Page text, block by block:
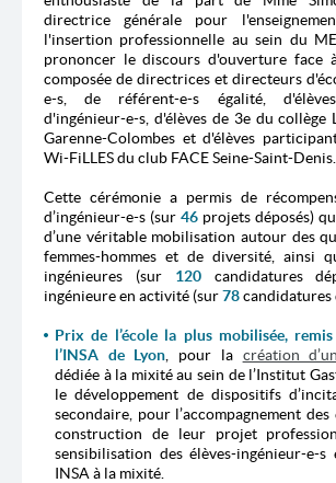
directrice générale pour
l'insertion professionnelle au sein du
prononcer le discours d'ouverture face
composée de directrices et directeurs
e-s, de référent-e-s égalité, d'élèves
d'ingénieur-e-s, d'élèves de 3e du collège
Garenne-Colombes et d'élèves
Wi-FiLLES du club FACE Seine-Saint-Denis.
Cette cérémonie a permis de
d’ingénieur-e-s (sur 46 projets déposés)
d’une véritable mobilisation autour des
femmes-hommes et de diversité, ainsi
ingénieures (sur 120candidatures
ingénieure en activité (sur78candidatures
Prix de l’école la plus mobilisée,
l’INSA de Lyon , pour la création
dédiée à la mixité au sein de l’Institut
le développement de dispositifs
secondaire, pour l’accompagnement
construction de leur projet
sensibilisation des élèves-ingénieur-e-
INSA à la mixité.